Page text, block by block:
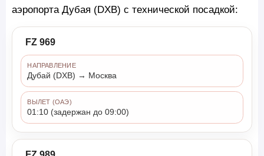
аэропорта Дубая (DXB) с технической посадкой:
FZ 969
НАПРАВЛЕНИЕ
Дубай (DXB) → Москва
ВЫЛЕТ (ОАЭ)
01:10 (задержан до 09:00)